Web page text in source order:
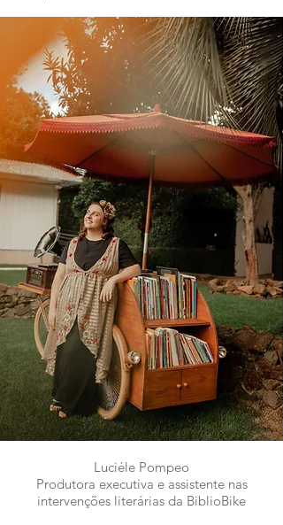
Luciéle Pompeo
Produtora executiva e assistente nas
intervenções literárias da BiblioBike